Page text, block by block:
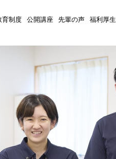
育制度 公開講座 先輩の声 福利厚生